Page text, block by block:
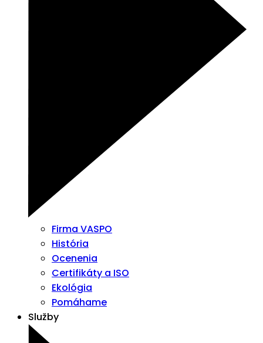
Firma VASPO
História
Ocenenia
Certifikáty a ISO
Ekológia
Pomáhame
Služby